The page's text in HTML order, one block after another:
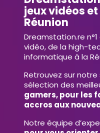
jeux vidéos
Réunion
Dreamstation.re n°1
vidéo, de la high-
informatique à la
Retrouvez sur
sélection des
gamers, pour les
accros aux
Notre équipe